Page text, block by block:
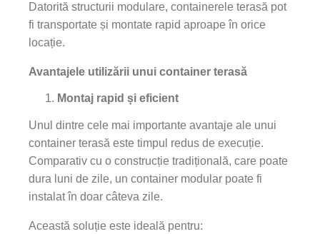
Datorită structurii modulare, containerele terasă pot
fi transportate și montate rapid aproape în orice
locație.
Avantajele utilizării unui container terasă
Montaj rapid și eficient
Unul dintre cele mai importante avantaje ale unui
container terasă este timpul redus de execuție.
Comparativ cu o construcție tradițională, care poate
dura luni de zile, un container modular poate fi
instalat în doar câteva zile.
Această soluție este ideală pentru: